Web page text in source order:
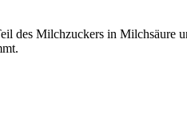
des Milchzuckers in Milchsäure